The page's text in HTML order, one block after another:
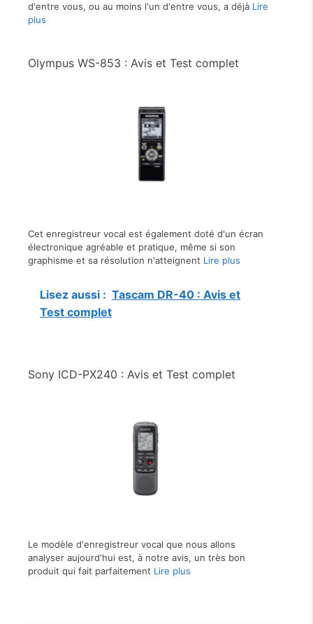
d'entre vous, ou au moins l'un d'entre vous, a déjà Lire
plus
Olympus WS-853 : Avis et Test complet
Cet enregistreur vocal est également doté d'un écran
électronique agréable et pratique, même si son
graphisme et sa résolution n'atteignent Lire plus
Lisez aussi : Tascam DR-40 : Avis et
Test complet
Sony ICD-PX240 : Avis et Test complet
Le modèle d'enregistreur vocal que nous allons
analyser aujourd'hui est, à notre avis, un très bon
produit qui fait parfaitement Lire plus